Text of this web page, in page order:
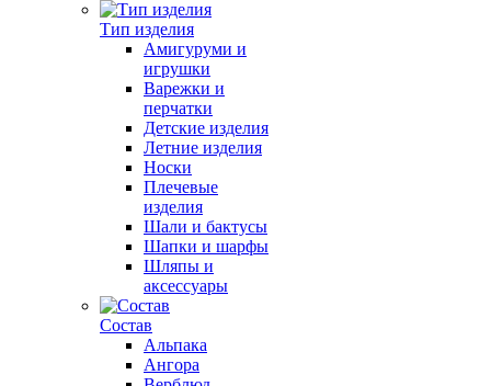
Тип изделия
Амигуруми и
игрушки
Варежки и
перчатки
Детские изделия
Летние изделия
Носки
Плечевые
изделия
Шали и бактусы
Шапки и шарфы
Шляпы и
аксессуары
Состав
Альпака
Ангора